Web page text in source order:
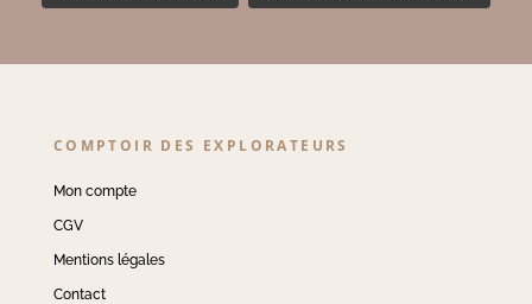
COMPTOIR DES EXPLORATEURS
Mon compte
CGV
Mentions légales
Contact